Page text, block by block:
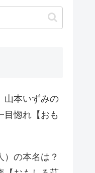
山本いずみの
目惚れ【おも
）の本名は？